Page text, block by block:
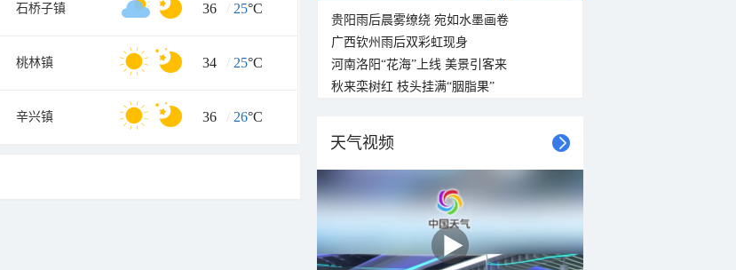
石桥子镇 36 / 25°C
桃林镇 34 / 25°C
辛兴镇 36 / 26°C
贵阳雨后晨雾缭绕 宛如水墨画卷
广西钦州雨后双彩虹现身
河南洛阳“花海”上线 美景引客来
秋来栾树红 枝头挂满“胭脂果”
天气视频